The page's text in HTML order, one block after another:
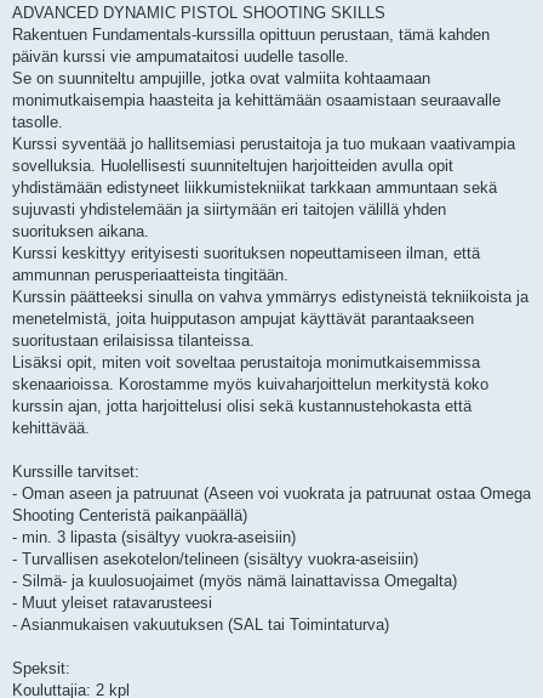
s
ADVANCED DYNAMIC PISTOL SHOOTING SKILLS
Rakentuen Fundamentals-kurssilla opittuun perustaan, tämä kahden
päivän kurssi vie ampumataitosi uudelle tasolle.
Se on suunniteltu ampujille, jotka ovat valmiita kohtaamaan
monimutkaisempia haasteita ja kehittämään osaamistaan seuraavalle
tasolle.
Kurssi syventää jo hallitsemiasi perustaitoja ja tuo mukaan vaativampia
sovelluksia. Huolellisesti suunniteltujen harjoitteiden avulla opit
yhdistämään edistyneet liikkumistekniikat tarkkaan ammuntaan sekä
sujuvasti yhdistelemään ja siirtymään eri taitojen välillä yhden
suorituksen aikana.
Kurssi keskittyy erityisesti suorituksen nopeuttamiseen ilman, että
ammunnan perusperiaatteista tingitään.
Kurssin päätteeksi sinulla on vahva ymmärrys edistyneistä tekniikoista ja
menetelmistä, joita huipputason ampujat käyttävät parantaakseen
suoritustaan erilaisissa tilanteissa.
Lisäksi opit, miten voit soveltaa perustaitoja monimutkaisemmissa
skenaarioissa. Korostamme myös kuivaharjoittelun merkitystä koko
kurssin ajan, jotta harjoittelusi olisi sekä kustannustehokasta että
kehittävää.
Kurssille tarvitset:
- Oman aseen ja patruunat (Aseen voi vuokrata ja patruunat ostaa Omega
Shooting Centeristä paikanpäällä)
- min. 3 lipasta (sisältyy vuokra-aseisiin)
- Turvallisen asekotelon/telineen (sisältyy vuokra-aseisiin)
- Silmä- ja kuulosuojaimet (myös nämä lainattavissa Omegalta)
- Muut yleiset ratavarusteesi
- Asianmukaisen vakuutuksen (SAL tai Toimintaturva)
Speksit:
Kouluttajia: 2 kpl